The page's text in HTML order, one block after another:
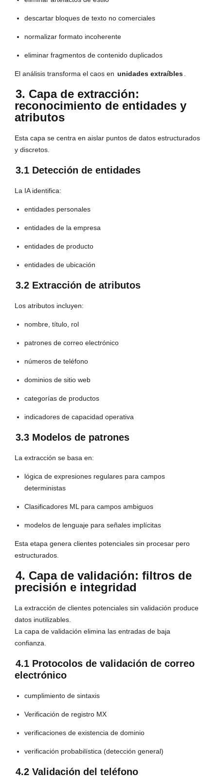
descartar bloques de texto no comerciales
normalizar formato incoherente
eliminar fragmentos de contenido duplicados
El análisis transforma el caos en unidades extraíbles.
3. Capa de extracción:
reconocimiento de entidades y
atributos
Esta capa se centra en aislar puntos de datos estructurados
y discretos.
3.1 Detección de entidades
La IA identifica:
entidades personales
entidades de la empresa
entidades de producto
entidades de ubicación
3.2 Extracción de atributos
Los atributos incluyen:
nombre, título, rol
patrones de correo electrónico
números de teléfono
dominios de sitio web
categorías de productos
indicadores de capacidad operativa
3.3 Modelos de patrones
La extracción se basa en:
lógica de expresiones regulares para campos
deterministas
Clasificadores ML para campos ambiguos
modelos de lenguaje para señales implícitas
Esta etapa genera clientes potenciales sin procesar pero
estructurados.
4. Capa de validación: filtros de
precisión e integridad
La extracción de clientes potenciales sin validación produce
datos inutilizables.
La capa de validación elimina las entradas de baja
confianza.
4.1 Protocolos de validación de correo
electrónico
cumplimiento de sintaxis
Verificación de registro MX
verificaciones de existencia de dominio
verificación probabilística (detección general)
4.2 Validación del teléfono